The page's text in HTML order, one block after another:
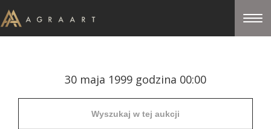
30 maja 1999 godzina 00:00